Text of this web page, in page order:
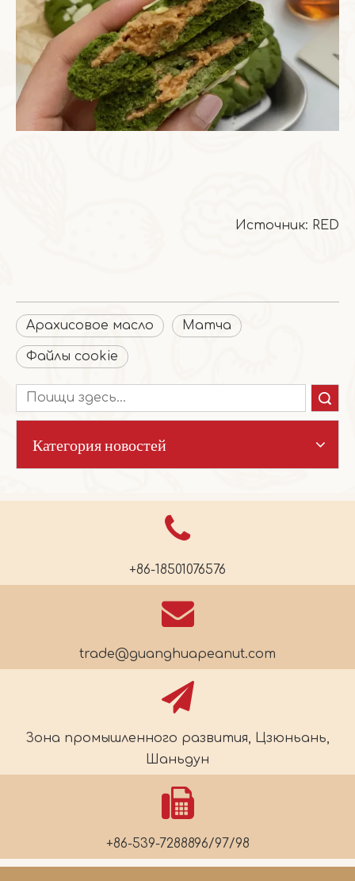
Источник: RED
Арахисовое масло Матча
Файлы cookie
Категория новостей
+86-18501076576
trade@guanghuapeanut.com
Зона промышленного развития, Цзюньань,
Шаньдун
+86-539-7288896/97/98